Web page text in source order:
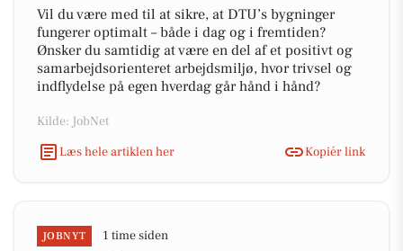
Vil du være med til at sikre, at DTU’s bygninger
fungerer optimalt – både i dag og i fremtiden?
Ønsker du samtidig at være en del af et positivt og
samarbejdsorienteret arbejdsmiljø, hvor trivsel og
indflydelse på egen hverdag går hånd i hånd?
Kilde: JobNet
Læs hele artiklen her
Kopiér link
JOBNYT 1 time siden